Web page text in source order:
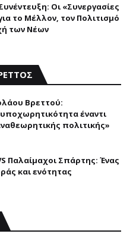
Οι «Συνεργασίες
το Μέλλον, τον Πολιτισμό
των Νέων
Bρεττού:
έναντι
πολιτικής»
Παλαίμαχοι Σπάρτης: Ένας
και ενότητας